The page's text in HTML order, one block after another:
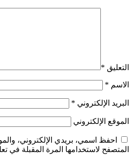
التعليق *
الاسم *
البريد الإلكتروني *
الموقع الإلكتروني
احفظ اسمي، بريدي الإلكتروني،
المتصفح لاستخدامها المرة المقبلة في